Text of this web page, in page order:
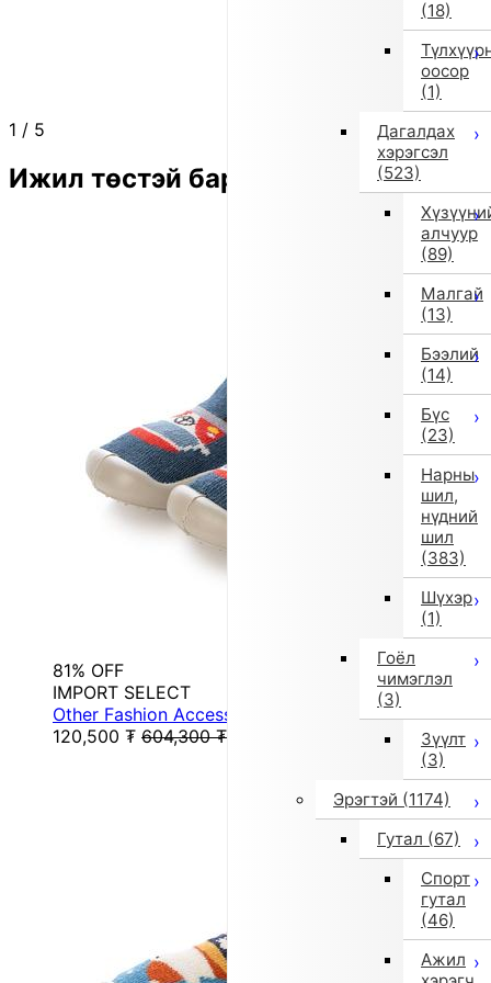
(18)
оосор
(1)
Дагалдах
хэрэгсэл
(523)
алчуур
(89)
Малгай
(13)
Бээлий
(14)
Бүс
(23)
Нарны
шил,
нүдний
шил
(383)
Шүхэр
(1)
Гоёл
чимэглэл
(3)
Зүүлт
(3)
Эрэгтэй (1174)
Гутал (67)
Спорт
гутал
(46)
Ажил
1 / 5
Ижил төстэй бараа
81% OFF
IMPORT SELECT
Other Fashion Accessories (Navy)
120,500 ₮ 604,300 ₮